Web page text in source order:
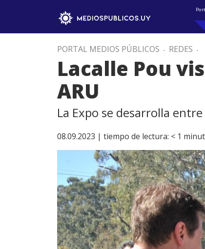
PORTAL MEDIOS PÚBLICOS . REDES .
Lacalle Pou
ARU
La Expo se desarrolla
08.09.2023 | tiempo de lectura: < 1